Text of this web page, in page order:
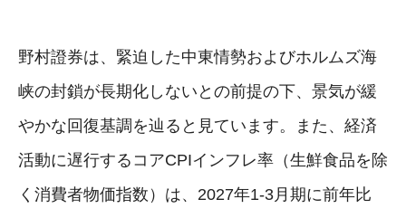
野村證券は、緊迫した中東情勢およびホルムズ海
峡の封鎖が長期化しないとの前提の下、景気が緩
やかな回復基調を辿ると見ています。また、経済
活動に遅行するコアCPIインフレ率（生鮮食品を除
く消費者物価指数）は、2027年1-3月期に前年比